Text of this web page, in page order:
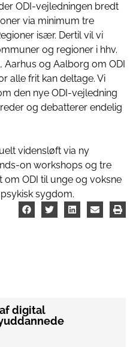
ODI-vejledningen bredt
via minimum tre
især. Dertil vil vi
og regioner i hhv.
Aarhus og Aalborg om ODI
alle frit kan deltage. Vi
den nye ODI-vejledning
og debatterer endelig
vidensløft via ny
on workshops og tre
om ODI til unge og voksne
sygdom.
digital